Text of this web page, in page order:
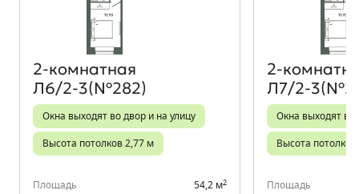
2‑комнатная
Л6/2-3(№282)
Окна выходят во двор и на улицу
Высота потолков 2,77 м
Площадь 54,2 м2
Л7/2-
Окна выходят во
Высота
Площадь